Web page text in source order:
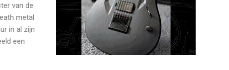
van de
metal
in al zijn
een